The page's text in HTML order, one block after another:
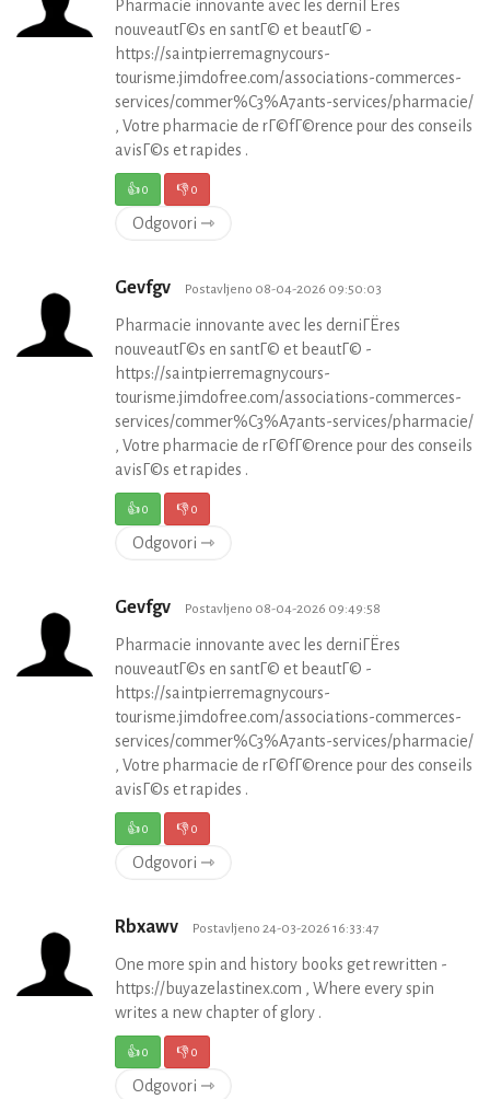
Pharmacie innovante avec les derniГЁres
nouveautГ©s en santГ© et beautГ© -
https://saintpierremagnycours-
tourisme.jimdofree.com/associations-commerces-
services/commer%C3%A7ants-services/pharmacie/
, Votre pharmacie de rГ©fГ©rence pour des conseils
avisГ©s et rapides .
👍0 👎0
Odgovori ⇾
Gevfgv Postavljeno 08-04-2026 09:50:03
Pharmacie innovante avec les derniГЁres
nouveautГ©s en santГ© et beautГ© -
https://saintpierremagnycours-
tourisme.jimdofree.com/associations-commerces-
services/commer%C3%A7ants-services/pharmacie/
, Votre pharmacie de rГ©fГ©rence pour des conseils
avisГ©s et rapides .
👍0 👎0
Odgovori ⇾
Gevfgv Postavljeno 08-04-2026 09:49:58
Pharmacie innovante avec les derniГЁres
nouveautГ©s en santГ© et beautГ© -
https://saintpierremagnycours-
tourisme.jimdofree.com/associations-commerces-
services/commer%C3%A7ants-services/pharmacie/
, Votre pharmacie de rГ©fГ©rence pour des conseils
avisГ©s et rapides .
👍0 👎0
Odgovori ⇾
Rbxawv Postavljeno 24-03-2026 16:33:47
One more spin and history books get rewritten -
https://buyazelastinex.com , Where every spin
writes a new chapter of glory .
👍0 👎0
Odgovori ⇾